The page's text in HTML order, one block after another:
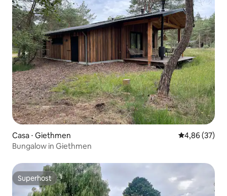
Casa ⋅ Giethmen 4,86 de uma
4,86 (37)
Bungalow in Giethmen
Superhost
Superhost